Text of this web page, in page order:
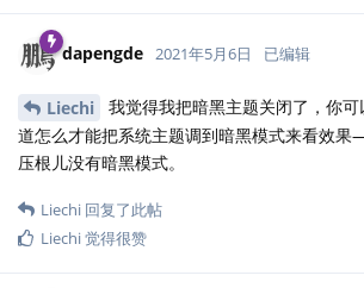
dapengde 2021年5月6日 已编辑
Liechi
我觉得我把暗黑主题关闭了，你
道怎么才能把系统主题调到暗黑模式来看效
压根儿没有暗黑模式。
Liechi 回复了此帖
Liechi觉得很赞